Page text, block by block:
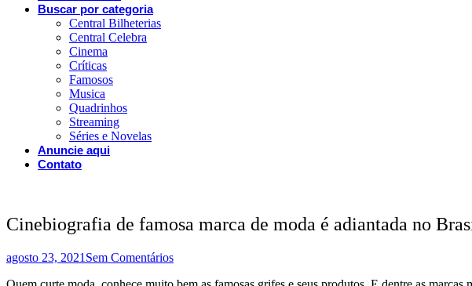
Buscar por categoria
Central Bilheterias
Central Celebra
Cinema
Críticas
Famosos
Musica
Quadrinhos
Streaming
Séries e Novelas
Anuncie aqui
Contato
Cinebiografia de famosa marca de moda é adiantada no
agosto 23, 2021 Sem Comentários